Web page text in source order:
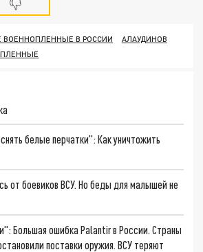
ВОЕННОПЛЕННЫЕ В РОССИИ
АЛАУДИНОВ
белые перчатки": Как уничтожить
от боевиков ВСУ. Но беды для малышей не
Большая ошибка Palantir в России. Страны
поставки оружия. ВСУ теряют